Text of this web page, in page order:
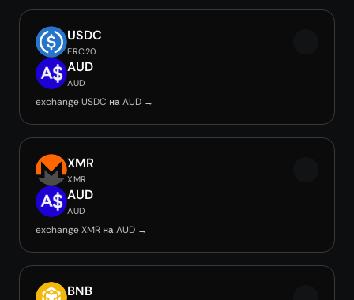
USDC
ERC20
AUD
AUD
exchange USDC на AUD →
XMR
XMR
AUD
AUD
exchange XMR на AUD →
BNB